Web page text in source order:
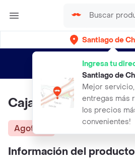
Santiago de
Ingresa tu
Santiago de
Mejor servicio,
entregas más
los precios
convenientes!
envíos gratis por
Caja Berlingots 1
Agotado
Información del producto